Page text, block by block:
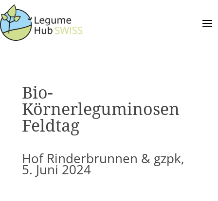
Bio-
Körnerleguminosen
Feldtag
Hof Rinderbrunnen & gzpk,
5. Juni 2024